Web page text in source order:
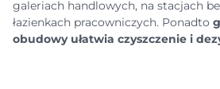
galeriach handlowych, na stacjach
łazienkach pracowniczych. Ponadto
obudowy ułatwia czyszczenie i